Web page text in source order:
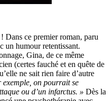
un humour retentissant.
Gina, de ce même
(certes fauché et en quête de
ne sait rien faire d’autre
exemple, on pourrait se
ou d’un infarctus. » Dès la